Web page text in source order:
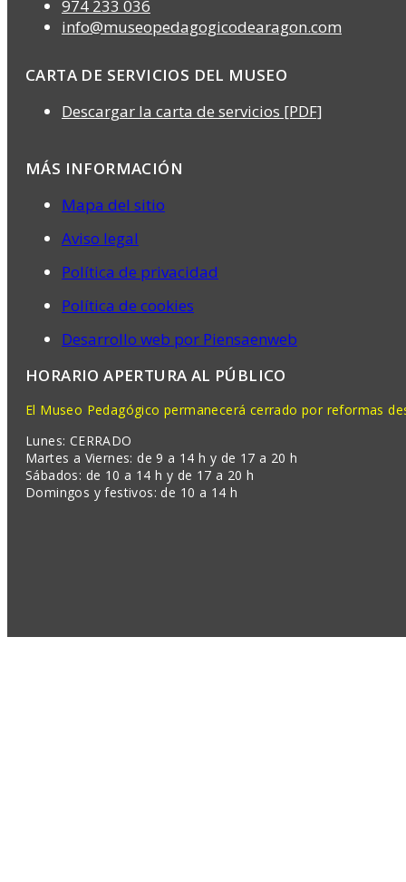
974 233 036
info@museopedagogicodearagon.com
CARTA DE SERVICIOS DEL MUSEO
Descargar la carta de servicios [PDF]
MÁS INFORMACIÓN
Mapa del sitio
Aviso legal
Política de privacidad
Política de cookies
Desarrollo web por Piensaenweb
HORARIO APERTURA AL PÚBLICO
El Museo Pedagógico permanecerá cerrado por reformas
Lunes: CERRADO
Martes a Viernes: de 9 a 14 h y de 17 a 20 h
Sábados: de 10 a 14 h y de 17 a 20 h
Domingos y festivos: de 10 a 14 h